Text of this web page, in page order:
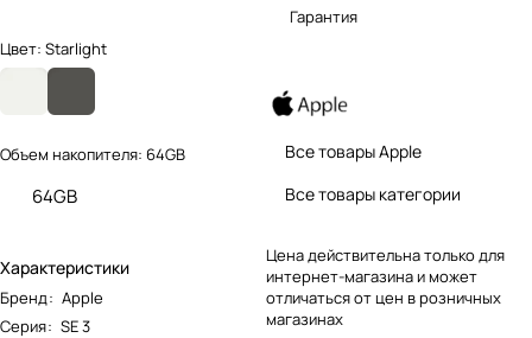
Цвет: Starlight
Объем накопителя: 64GB
64GB
Характеристики
Бренд: Apple
Серия: SE 3
Гарантия
Все товары Apple
Все товары категории
Цена действительна только для
интернет-магазина и может
отличаться от цен в розничных
магазинах